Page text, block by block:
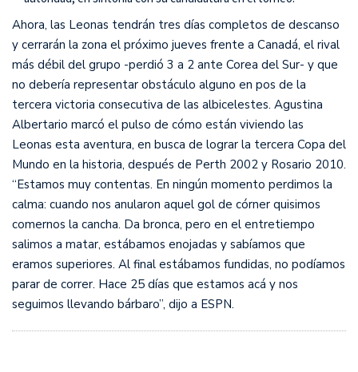
Ahora, las Leonas tendrán tres días completos de descanso
y cerrarán la zona el próximo jueves frente a Canadá, el rival
más débil del grupo -perdió 3 a 2 ante Corea del Sur- y que
no debería representar obstáculo alguno en pos de la
tercera victoria consecutiva de las albicelestes. Agustina
Albertario marcó el pulso de cómo están viviendo las
Leonas esta aventura, en busca de lograr la tercera Copa del
Mundo en la historia, después de Perth 2002 y Rosario 2010.
“Estamos muy contentas. En ningún momento perdimos la
calma: cuando nos anularon aquel gol de córner quisimos
comernos la cancha. Da bronca, pero en el entretiempo
salimos a matar, estábamos enojadas y sabíamos que
eramos superiores. Al final estábamos fundidas, no podíamos
parar de correr. Hace 25 días que estamos acá y nos
seguimos llevando bárbaro”, dijo a ESPN.